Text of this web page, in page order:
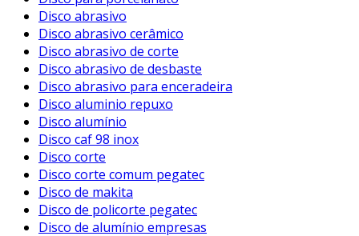
Disco abrasivo
Disco abrasivo cerâmico
Disco abrasivo de corte
Disco abrasivo de desbaste
Disco abrasivo para enceradeira
Disco aluminio repuxo
Disco alumínio
Disco caf 98 inox
Disco corte
Disco corte comum pegatec
Disco de makita
Disco de policorte pegatec
Disco de alumínio empresas